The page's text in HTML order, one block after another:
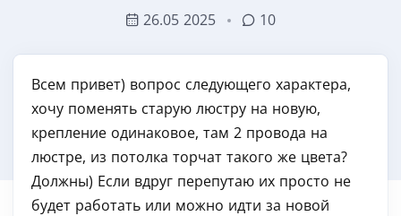
26.05 2025 10
Всем привет) вопрос следующего характера,
хочу поменять старую люстру на новую,
крепление одинаковое, там 2 провода на
люстре, из потолка торчат такого же цвета?
Должны) Если вдруг перепутаю их просто не
будет работать или можно идти за новой